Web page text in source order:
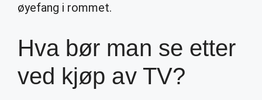
øyefang i rommet.
Hva bør man se etter
ved kjøp av TV?